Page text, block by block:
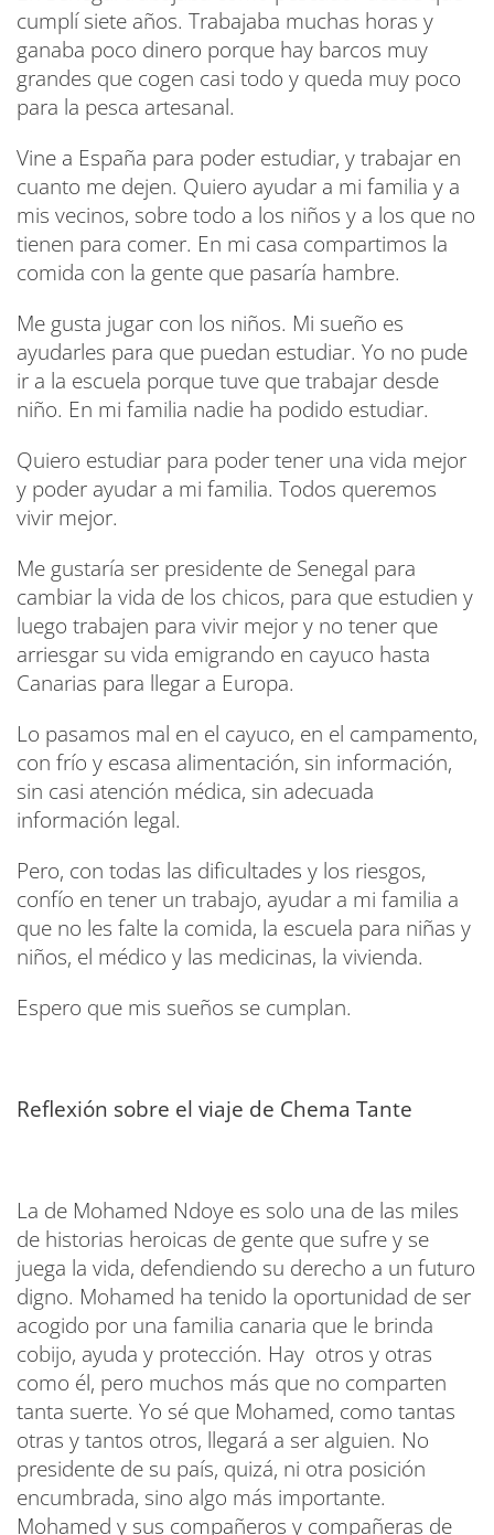
cumplí siete años. Trabajaba muchas horas y
ganaba poco dinero porque hay barcos muy
grandes que cogen casi todo y queda muy poco
para la pesca artesanal.
Vine a España para poder estudiar, y trabajar en
cuanto me dejen. Quiero ayudar a mi familia y a
mis vecinos, sobre todo a los niños y a los que no
tienen para comer. En mi casa compartimos la
comida con la gente que pasaría hambre.
Me gusta jugar con los niños. Mi sueño es
ayudarles para que puedan estudiar. Yo no pude
ir a la escuela porque tuve que trabajar desde
niño. En mi familia nadie ha podido estudiar.
Quiero estudiar para poder tener una vida mejor
y poder ayudar a mi familia. Todos queremos
vivir mejor.
Me gustaría ser presidente de Senegal para
cambiar la vida de los chicos, para que estudien y
luego trabajen para vivir mejor y no tener que
arriesgar su vida emigrando en cayuco hasta
Canarias para llegar a Europa.
Lo pasamos mal en el cayuco, en el campamento,
con frío y escasa alimentación, sin información,
sin casi atención médica, sin adecuada
información legal.
Pero, con todas las dificultades y los riesgos,
confío en tener un trabajo, ayudar a mi familia a
que no les falte la comida, la escuela para niñas y
niños, el médico y las medicinas, la vivienda.
Espero que mis sueños se cumplan.
Reflexión sobre el viaje de Chema Tante
La de Mohamed Ndoye es solo una de las miles
de historias heroicas de gente que sufre y se
juega la vida, defendiendo su derecho a un futuro
digno. Mohamed ha tenido la oportunidad de ser
acogido por una familia canaria que le brinda
cobijo, ayuda y protección. Hay otros y otras
como él, pero muchos más que no comparten
tanta suerte. Yo sé que Mohamed, como tantas
otras y tantos otros, llegará a ser alguien. No
presidente de su país, quizá, ni otra posición
encumbrada, sino algo más importante.
Mohamed y sus compañeros y compañeras de